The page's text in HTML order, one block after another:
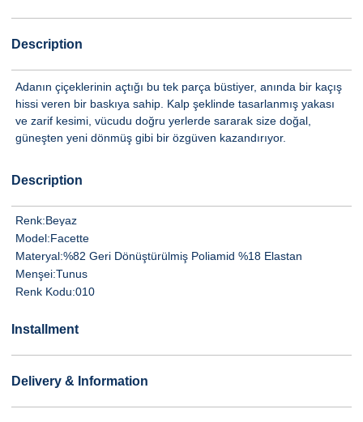
Description
Adanın çiçeklerinin açtığı bu tek parça büstiyer, anında bir kaçış
hissi veren bir baskıya sahip. Kalp şeklinde tasarlanmış yakası
ve zarif kesimi, vücudu doğru yerlerde sararak size doğal,
güneşten yeni dönmüş gibi bir özgüven kazandırıyor.
Description
Renk:Beyaz
Model:Facette
Materyal:%82 Geri Dönüştürülmiş Poliamid %18 Elastan
Menşei:Tunus
Renk Kodu:010
Installment
Delivery & Information